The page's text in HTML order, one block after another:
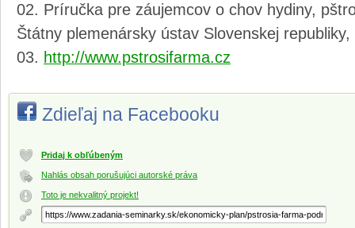
Príručka pre záujemcov o chov hydiny,
Štátny plemenársky ústav Slovenskej republiky,
http://www.pstrosifarma.cz
Zdieľaj na Facebooku
Pridaj k obľúbeným
Nahlás obsah porušujúci autorské práva
Toto je nekvalitný projekt!